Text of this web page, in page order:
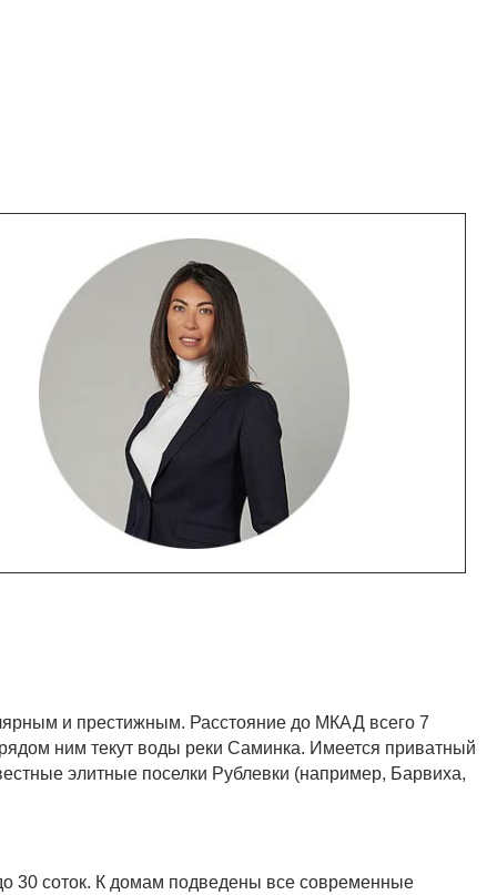
и престижным. Расстояние до МКАД всего 7
ним текут воды реки Саминка. Имеется приватный
элитные поселки Рублевки (например, Барвиха,
30 соток. К домам подведены все современные